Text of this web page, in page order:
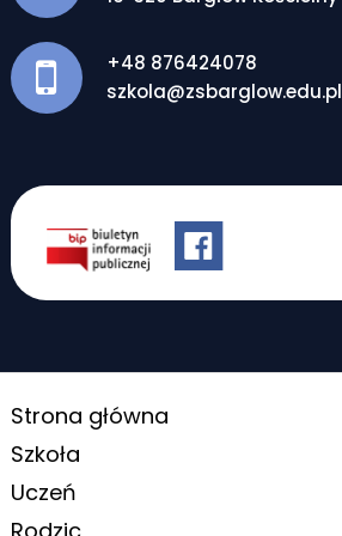
+48 876424078
szkola@zsbarglow.edu.pl
Strona główna
Szkoła
Uczeń